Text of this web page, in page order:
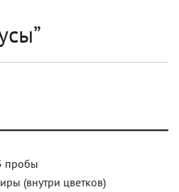
пробы
(внутри цветков)